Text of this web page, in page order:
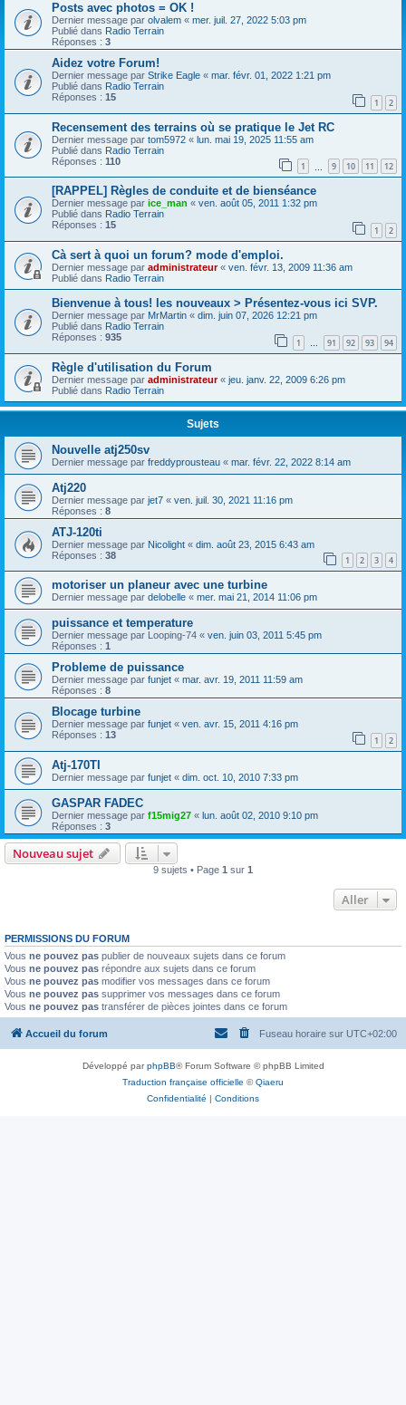
Posts avec photos = OK !
Dernier message par olvalem « mer. juil. 27, 2022 5:03 pm
Publié dans Radio Terrain
Réponses : 3
Aidez votre Forum!
Dernier message par Strike Eagle « mar. févr. 01, 2022 1:21 pm
Publié dans Radio Terrain
Réponses : 15 1 2
Recensement des terrains où se pratique le Jet RC
Dernier message par tom5972 « lun. mai 19, 2025 11:55 am
Publié dans Radio Terrain
Réponses : 110 1 9 10 11 12
[RAPPEL] Règles de conduite et de bienséance
Dernier message par ice_man « ven. août 05, 2011 1:32 pm
Publié dans Radio Terrain
Réponses : 15 1 2
Cà sert à quoi un forum? mode d'emploi.
Dernier message par administrateur« ven. févr. 13, 2009 11:36 am
Publié dans Radio Terrain
Bienvenue à tous! les nouveaux > Présentez-vous ici SVP.
Dernier message par MrMartin « dim. juin 07, 2026 12:21 pm
Publié dans Radio Terrain
Réponses : 935 1 … 91 92 93 94
Règle d'utilisation du Forum
Dernier message par administrateur« jeu. janv. 22, 2009 6:26 pm
Publié dans Radio Terrain
Sujets
Nouvelle atj250sv
Dernier message par freddyprousteau « mar. févr. 22, 2022 8:14 am
Atj220
Dernier message par jet7 « ven. juil. 30, 2021 11:16 pm
Réponses : 8
ATJ-120ti
Dernier message par Nicolight « dim. août 23, 2015 6:43 am
Réponses : 38 1 2 3 4
motoriser un planeur avec une turbine
Dernier message par delobelle « mer. mai 21, 2014 11:06 pm
puissance et temperature
Dernier message par Looping-74 « ven. juin 03, 2011 5:45 pm
Réponses : 1
Probleme de puissance
Dernier message par funjet « mar. avr. 19, 2011 11:59 am
Réponses : 8
Blocage turbine
Dernier message par funjet « ven. avr. 15, 2011 4:16 pm
Réponses : 13 1 2
Atj-170TI
Dernier message par funjet « dim. oct. 10, 2010 7:33 pm
GASPAR FADEC
Dernier message par f15mig27 « lun. août 02, 2010 9:10 pm
Réponses : 3
Nouveau sujet
9 sujets • Page 1 sur 1
Aller
PERMISSIONS DU FORUM
Vous ne pouvez pas publier de nouveaux sujets dans ce forum
Vous ne pouvez pas répondre aux sujets dans ce forum
Vous ne pouvez pas modifier vos messages dans ce forum
Vous ne pouvez pas supprimer vos messages dans ce forum
Vous ne pouvez pas transférer de pièces jointes dans ce forum
Accueil du forum Fuseau horaire sur UTC+02:00
Développé parphpBB® Forum Software © phpBB Limited
Traduction française officielle ©Qiaeru
Confidentialité | Conditions